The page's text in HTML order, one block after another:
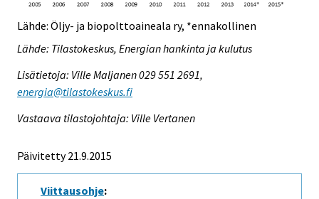
Lähde: Öljy- ja biopolttoaineala ry, *ennakollinen
Lähde: Tilastokeskus, Energian hankinta ja kulutus
Lisätietoja: Ville Maljanen 029 551 2691,
energia@tilastokeskus.fi
Vastaava tilastojohtaja: Ville Vertanen
Päivitetty 21.9.2015
Viittausohje: